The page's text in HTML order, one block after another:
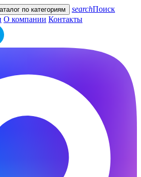
по категориям searchПоиск
О компании Контакты